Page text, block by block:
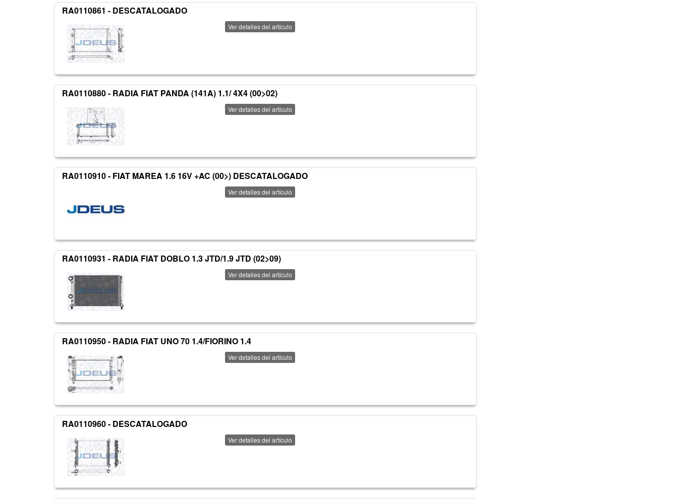
RA0110861 - DESCATALOGADO
Ver detalles del artículo
RA0110880 - RADIA FIAT PANDA (141A) 1.1/ 4X4 (00>02)
Ver detalles del artículo
RA0110910 - FIAT MAREA 1.6 16V +AC (00>) DESCATALOGADO
Ver detalles del artículo
RA0110931 - RADIA FIAT DOBLO 1.3 JTD/1.9 JTD (02>09)
Ver detalles del artículo
RA0110950 - RADIA FIAT UNO 70 1.4/FIORINO 1.4
Ver detalles del artículo
RA0110960 - DESCATALOGADO
Ver detalles del artículo